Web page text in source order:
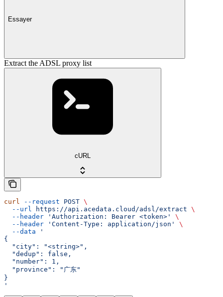
Essayer
Extract the ADSL proxy list
cURL
curl --request POST \
  --url
https://api.acedata.cloud/adsl/extract \
  --header
'Authorization: Bearer <token>'
\
  --header
'Content-Type: application/json'
\
  --data
'
{
  "city": "<string>",
  "dedup": false,
  "number": 1,
  "province": "广东"
}
'